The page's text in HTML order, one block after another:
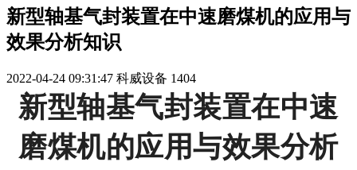
新型轴基气封装置在中速磨煤机的应用与
效果分析知识
2022-04-24 09:31:47 科威设备 1404
新型轴基气封装置在中速
磨煤机的应用与效果分析